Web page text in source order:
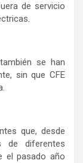
de servicio
se han
sin que CFE
que, desde
de diferentes
el pasado año